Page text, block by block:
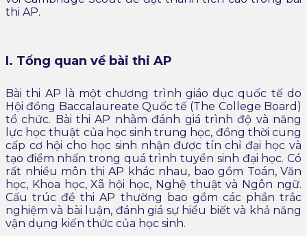
thi AP.
I. Tổng quan về bài thi AP
Bài thi AP là một chương trình giáo dục quốc tế do
Hội đồng Baccalaureate Quốc tế (The College Board)
tổ chức. Bài thi AP nhằm đánh giá trình độ và năng
lực học thuật của học sinh trung học, đồng thời cung
cấp cơ hội cho học sinh nhận được tín chỉ đại học và
tạo điểm nhấn trong quá trình tuyển sinh đại học. Có
rất nhiều môn thi AP khác nhau, bao gồm Toán, Văn
học, Khoa học, Xã hội học, Nghệ thuật và Ngôn ngữ.
Cấu trúc đề thi AP thường bao gồm các phần trắc
nghiệm và bài luận, đánh giá sự hiểu biết và khả năng
vận dụng kiến thức của học sinh.